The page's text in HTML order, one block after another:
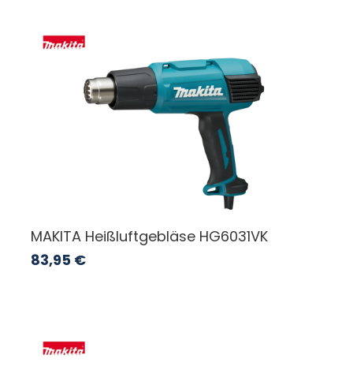
MAKITA Heißluftgebläse HG6031VK
83,95 €